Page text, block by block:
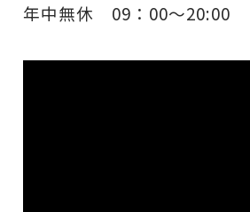
年中無休 09：00～20:00